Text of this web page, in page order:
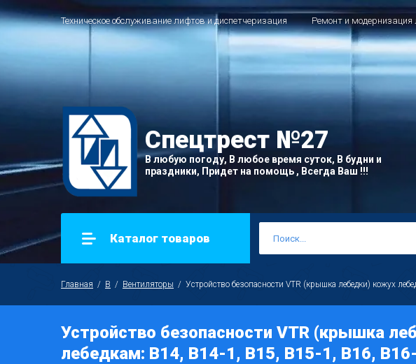
Техническое обслуживание лифтов и диспетчеризация Ремонт и модернизация
Спецтрест №27
В любую погоду, В любое время суток, В будни и
праздники, Придет на помощь , Всегда Ваш !!!
Каталог товаров
Главная
  /
В
  /
Вентиляторы
/  Устройство безопасности VTR (крышка лебедки) кожух
Устройство безопасности VTR (крышка
лебедкам: B14, B14-1, B15, B15-1, B16,